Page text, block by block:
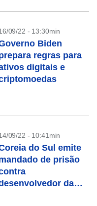
09/22 - 13:30min
Biden
regras para
digitais e
09/22 - 10:41min
do Sul emite
de prisão
da